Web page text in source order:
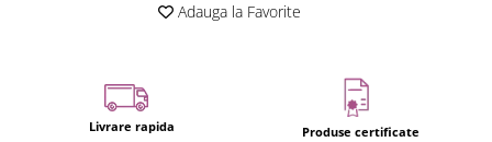
Usi glisante manuale
Usi glisante automate
Adauga la Favorite
Livrare rapida Produse certificate